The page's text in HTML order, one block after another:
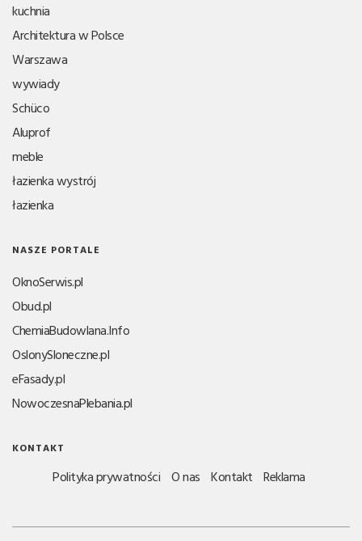
kuchnia
Architektura w Polsce
Warszawa
wywiady
Schüco
Aluprof
meble
łazienka wystrój
łazienka
NASZE PORTALE
OknoSerwis.pl
Obud.pl
ChemiaBudowlana.Info
OslonySloneczne.pl
eFasady.pl
NowoczesnaPlebania.pl
KONTAKT
Polityka prywatności O nas Kontakt Reklama